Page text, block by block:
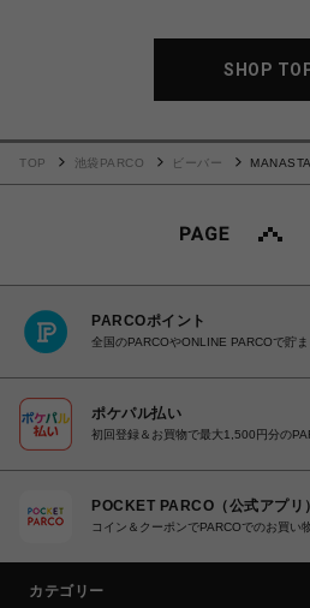
SHOP
TOP 池袋PARCO ビーバー
PARCOポイント
全国のPARCOやONLINE PARCOで貯
ポケパル払い
初回登録＆お買物で最大1,500円分の
POCKET PARCO（公式アプリ）
コイン＆クーポンでPARCOでのお買い
カテゴリー